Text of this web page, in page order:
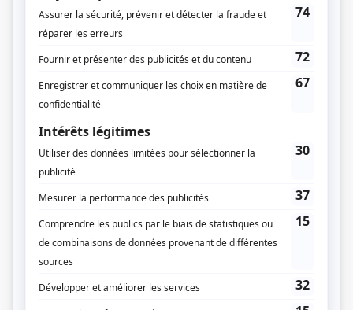
Script-édition
Anne-Denise Carette
Musique
Claude Lamothe
Compagnie de production
Match TV
Diffuseur(s)
Dates de diffusion